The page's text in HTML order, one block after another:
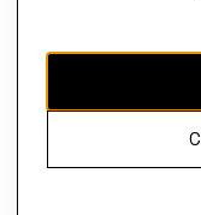
El contenido de esta